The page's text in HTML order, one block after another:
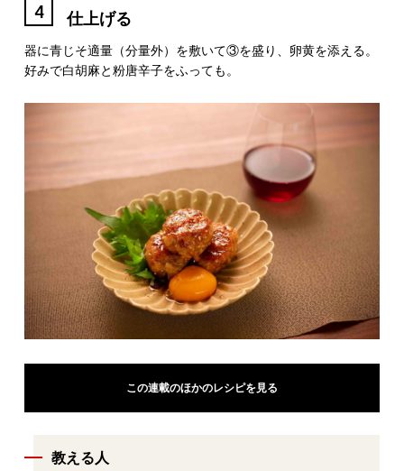
4 仕上げる
器に青じそ適量（分量外）を敷いて③を盛り、卵黄を添える。
好みで白胡麻と粉唐辛子をふっても。
この連載のほかのレシピを見る
教える人